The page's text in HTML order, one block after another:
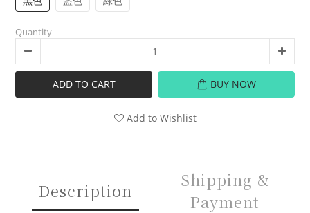
Quantity
ADD TO CART BUY NOW
Add to Wishlist
Description
Shipping &
Payment